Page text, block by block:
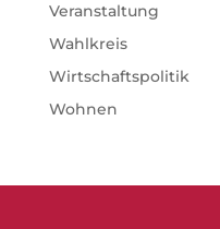
Veranstaltung
Wahlkreis
Wirtschaftspolitik
Wohnen